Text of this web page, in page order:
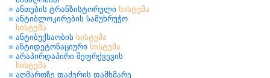
ანთების ტრანზისტორული სისტემა
ანტიბლოკირების სამუხრუჭო
სისტემა
ანტიბუქსაობის სისტემა
ანტიდეტონაციური სისტემა
არაპირდაპირი შეფრქვევის
სისტემა
აღმართზე დაძვრის დამხმარე